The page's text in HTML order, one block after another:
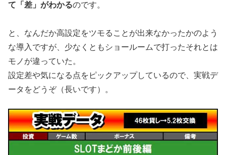
て「差」がわかるのです。
と、なんだか高設定をツモることが出来なかったかのよう
な導入ですが、少なくともショールームで打ったそれとは
モノが違っていた。
設定差や気になる点をピックアップしているので、実戦デ
ータをどうぞ（長いです）。